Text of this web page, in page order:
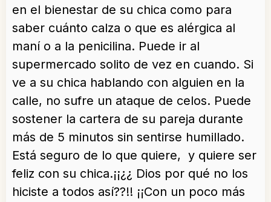
en el bienestar de su chica como para
saber cuánto calza o que es alérgica al
maní o a la penicilina. Puede ir al
supermercado solito de vez en cuando. Si
ve a su chica hablando con alguien en la
calle, no sufre un ataque de celos. Puede
sostener la cartera de su pareja durante
más de 5 minutos sin sentirse humillado.
Está seguro de lo que quiere, y quiere ser
feliz con su chica.¡¡¿¿ Dios por qué no los
hiciste a todos así??!! ¡¡Con un poco más